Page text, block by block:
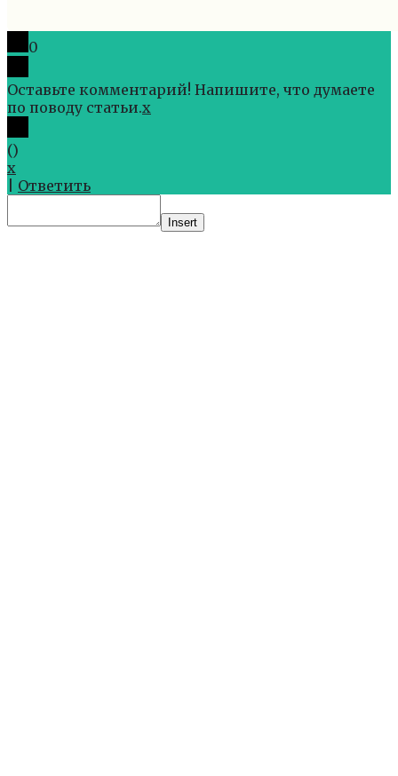
0
Оставьте комментарий! Напишите, что думаете
по поводу статьи.x
()
x
Ответить
Insert